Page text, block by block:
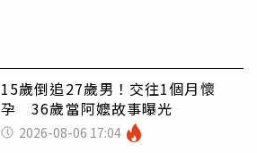
15歲倒追27歲男！交往1個月懷
孕 36歲當阿嬤故事曝光
2026-08-06 17:04